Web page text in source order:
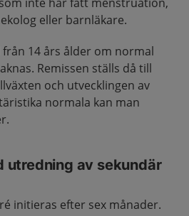
eller barnläkare.
14 års ålder om normal
Remissen ställs då till
och utvecklingen av
normala kan man
utredning av sekundär
initieras efter sex månader.